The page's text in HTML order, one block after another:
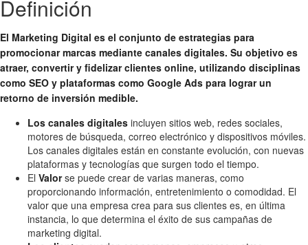
Definición
El Marketing Digital es el conjunto de estrategias para
promocionar marcas mediante canales digitales. Su objetivo es
atraer, convertir y fidelizar clientes online, utilizando disciplinas
como SEO y plataformas como Google Ads para lograr un
retorno de inversión medible.
Los canales digitales incluyen sitios web, redes sociales,
motores de búsqueda, correo electrónico y dispositivos móviles.
Los canales digitales están en constante evolución, con nuevas
plataformas y tecnologías que surgen todo el tiempo.
El Valorse puede crear de varias maneras, como
proporcionando información, entretenimiento o comodidad. El
valor que una empresa crea para sus clientes es, en última
instancia, lo que determina el éxito de sus campañas de
marketing digital.